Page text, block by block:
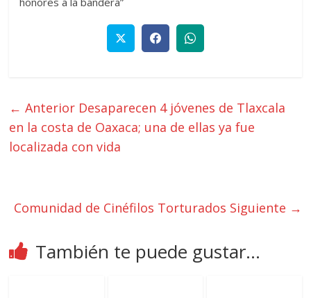
← Anterior Desaparecen 4 jóvenes de Tlaxcala
en la costa de Oaxaca; una de ellas ya fue
localizada con vida
Comunidad de Cinéfilos Torturados Siguiente →
También te puede gustar...